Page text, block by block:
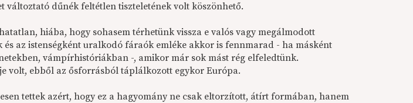
változtató dűnék feltétlen tiszteletének volt köszönhető.
hiába, hogy sohasem térhetünk vissza e valós vagy megálmodott
és az istenségként uralkodó fáraók emléke akkor is fennmarad - ha másként
vámpírhistóriákban -, amikor már sok mást rég elfeledtünk.
volt, ebből az ősforrásból táplálkozott egykor Európa.
tettek azért, hogy ez a hagyomány ne csak eltorzított, átírt formában, hanem